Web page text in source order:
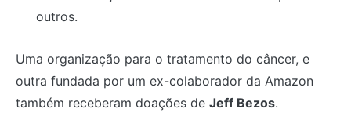
outros.
Uma organização para o tratamento do câncer, e
outra fundada por um ex-colaborador da Amazon
também receberam doações de Jeff Bezos.